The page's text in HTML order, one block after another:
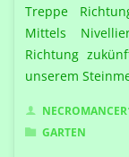
Treppe
Mittels
Richtung
unserem
GARTEN